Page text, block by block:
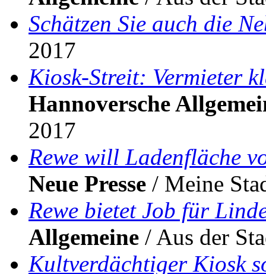
Schätzen Sie auch die
2017
Kiosk-Streit: Vermieter
Hannoversche
2017
Rewe will Ladenfläche
Neue Presse / Meine
Rewe bietet Job für
Allgemeine / Aus der
Kultverdächtiger Kiosk